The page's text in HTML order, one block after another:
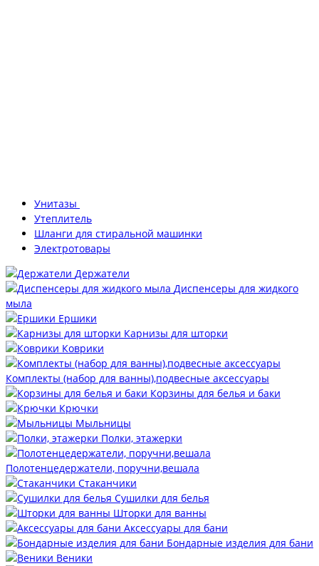
Унитазы
Утеплитель
Шланги для стиральной машинки
Электротовары
Держатели
Диспенсеры для жидкого
мыла
Ершики
Карнизы для шторки
Коврики
Комплекты (набор для ванны),подвесные аксессуары
Корзины для белья и баки
Крючки
Мыльницы
Полки, этажерки
Полотенцедержатели, поручни,вешала
Стаканчики
Сушилки для белья
Шторки для ванны
Аксессуары для бани
Бондарные изделия для бани
Веники